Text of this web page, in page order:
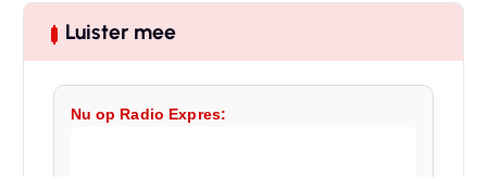
Luister mee
Nu op Radio Expres: